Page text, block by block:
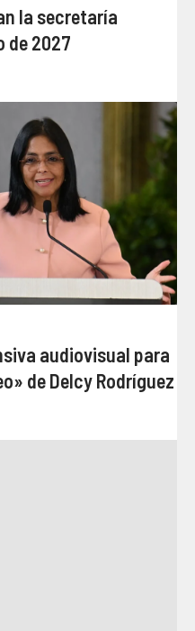
la secretaría
de 2027
audiovisual para
de Delcy Rodríguez